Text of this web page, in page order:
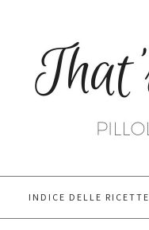
INDICE DELLE RICETTE